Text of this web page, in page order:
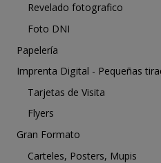
Revelado fotografico
Foto DNI
Papelería
Imprenta Digital - Pequeñas
Tarjetas de Visita
Flyers
Gran Formato
Carteles, Posters, Mupis